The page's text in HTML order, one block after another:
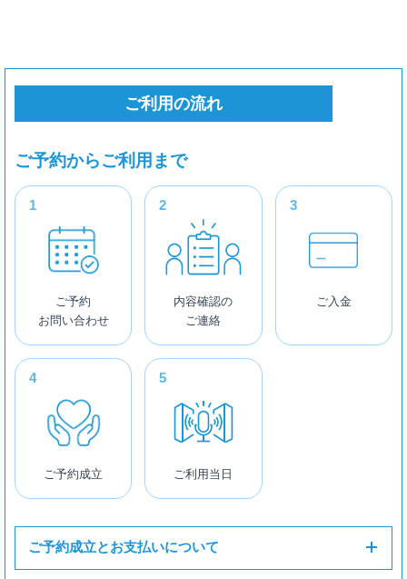
AKG C414 XLII
× 1,000円
Audio Technica AT4047SV
500円
Audio Technica AT4047MP
500円
Audio Technica AT4050
300円
AKG C451B
× 400円
ダイナミックマイク
SHURE SM57
300円
BEHRINGER BA 85A
ご利用の流れ
ご予約からご利用まで
ご予約
お問い合わせ
内容確認の
ご連絡
ご入金
ご予約成立 ご利用当日
ご予約成立とお支払いについて